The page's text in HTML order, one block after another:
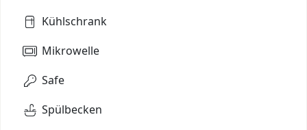
Kühlschrank
Mikrowelle
Safe
Spülbecken